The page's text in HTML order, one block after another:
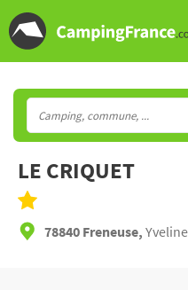
LE CRIQUET
78840 Freneuse,